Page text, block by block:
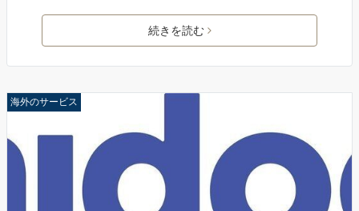
続きを読む
海外のサービス